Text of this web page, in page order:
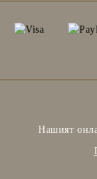
Нашият